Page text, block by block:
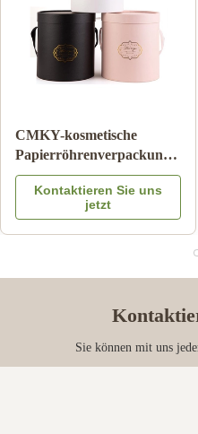
CMKY-kosmetische
Luxuszylinder-
Artpaper
Kontaktieren
Sie können mit uns